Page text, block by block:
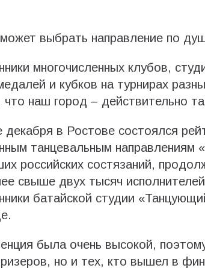
выбрать направление по
многочисленных клубов,
и кубков на турнирах
что наш город – действительно
декабря в Ростове состоялся
танцевальным направлениям
российских состязаний,
свыше двух тысяч
батайской студии
была очень высокой,
но и тех, кто вышел в